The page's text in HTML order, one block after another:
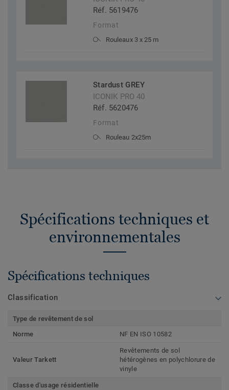
Réf. 5619476
Format
Rouleaux 3 x 25 m
Stardust GREY
ICONIK PRO 40
Réf. 5620476
Format
Rouleau 2x25m
Spécifications techniques et
environnementales
Spécifications techniques
Classification
Type de revêtement de sol
Norme
NF EN ISO 10582
Valeur Tarkett
Revêtements de sol
hétérogènes en polychlorure de
vinyle
Classe d'usage résidentielle